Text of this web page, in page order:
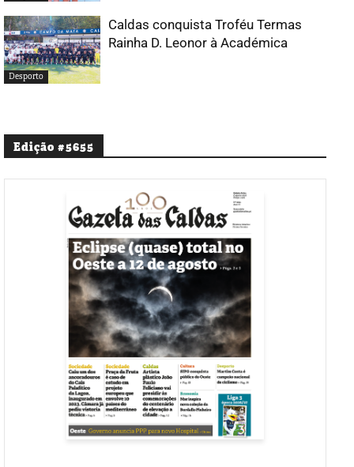
Desporto
Caldas conquista Troféu Termas
Rainha D. Leonor à Académica
Edição #5655